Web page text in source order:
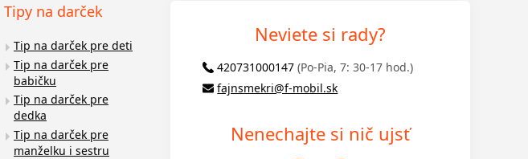
Tipy na darček
Tip na darček pre deti
Tip na darček pre
babičku
Tip na darček pre
dedka
Tip na darček pre
manželku i sestru
Neviete si rady?
420731000147 (Po-Pia, 7: 30-17 hod.)
fajnsmekri@f-mobil.sk
Nenechajte si nič ujsť